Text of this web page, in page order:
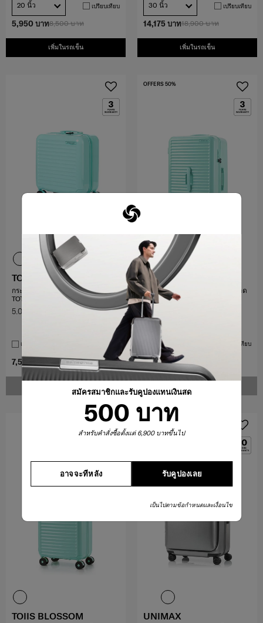
สมัครสมาชิกและรับคูปองแทนเงินสด
500 บาท
สำหรับคำสั่งซื้อตั้งแต่ 6,900 บาทขึ้นไป
รับคูปองเลย
อาจจะทีหลัง
เป็นไปตามข้อกำหนดและเงื่อนไข
8,500 บาท
5,950 บาท
เพิ่มในรถเข็น
20 นิ้ว เปรียบเทียบ
18,900 บาท
14,175 บาท
เพิ่มในรถเข็น
30 นิ้ว เปรียบเทียบ
7,500 บาท
TOIIS BLOSSOM
กระเป๋าเดินทาง ROLLING
TOTE+COVER
5.0
เปรียบเทียบ
11,500 บาท
5,750 บาท
OFFERS 50%
TOIIS BLOSSOM
กระเป๋าเดินทางทรง TRUNK ขนาด
26 นิ้ว+COVER
5.0
26 นิ้ว เปรียบเทียบ
TOIIS BLOSSOM
การแกะสลักด้วยเลเซอร์
UNIMAX